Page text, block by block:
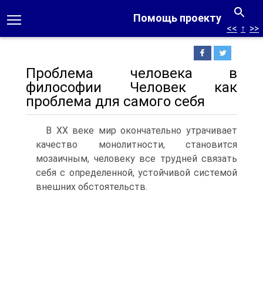
Помощь проекту
<< ↑ >>
Проблема человека в
философии Человек как
проблема для самого себя
В XX веке мир окончательно утрачивает
качество монолитности, становится
мозаичным, человеку все трудней связать
себя с определенной, устойчивой системой
внешних обстоятельств.